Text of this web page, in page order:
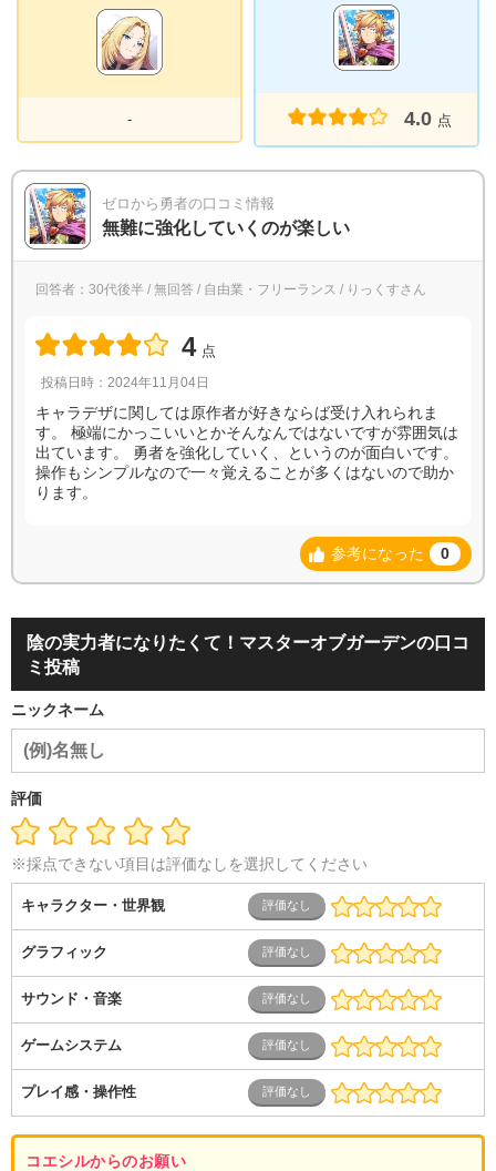
- 4.0 点
ゼロから勇者の口コミ情報
無難に強化していくのが楽しい
回答者：30代後半 / 無回答 / 自由業・フリーランス / りっくすさん
4 点
投稿日時：2024年11月04日
キャラデザに関しては原作者が好きならば受け入れられま
す。 極端にかっこいいとかそんなんではないですが雰囲気は
出ています。 勇者を強化していく、というのが面白いです。
操作もシンプルなので一々覚えることが多くはないので助か
ります。
参考になった 0
陰の実力者になりたくて！マスターオブガーデンの口コ
ミ投稿
ニックネーム
評価
※採点できない項目は評価なしを選択してください
キャラクター・世界観
グラフィック
サウンド・音楽
ゲームシステム
プレイ感・操作性
コエシルからのお願い